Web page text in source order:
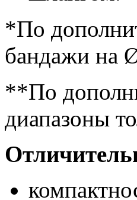
*По
бандажи на
**По
диапазоны